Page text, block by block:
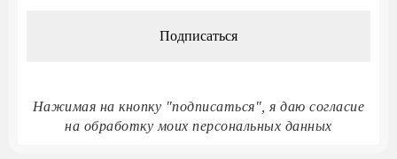
Нажимая на кнопку "подписаться", я даю согласие
на обработку моих персональных данных